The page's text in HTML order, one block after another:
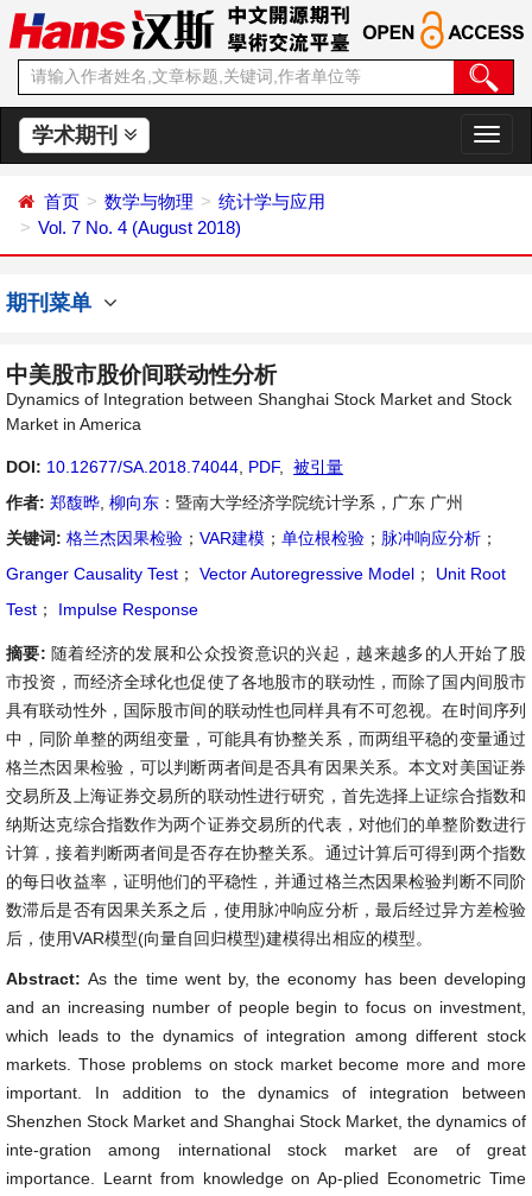
学术期刊
切
换
首页 数学与物理
统计学与应用
Vol. 7 No. 4 (August 2018)
期刊菜单
中美股市股价间联动性分析
Dynamics of Integration between Shanghai Stock Market and Stock
Market in America
DOI: 10.12677/SA.2018.74044 PDF,
被引量
作者: 郑馥晔 柳向东 ：暨南大学经济学院统计学系，广东 广州
关键词: 格兰杰因果检验 ； VAR建模 ； 单位根检验 ； 脉冲响应分析 ；
Granger Causality Test ； Vector Autoregressive Model ；
Unit Root
Test ； Impulse Response
摘要: 随着经济的发展和公众投资意识的兴起，越来越多的人开始了股
市投资，而经济全球化也促使了各地股市的联动性，而除了国内间股市
具有联动性外，国际股市间的联动性也同样具有不可忽视。在时间序列
中，同阶单整的两组变量，可能具有协整关系，而两组平稳的变量通过
格兰杰因果检验，可以判断两者间是否具有因果关系。本文对美国证券
交易所及上海证券交易所的联动性进行研究，首先选择上证综合指数和
纳斯达克综合指数作为两个证券交易所的代表，对他们的单整阶数进行
计算，接着判断两者间是否存在协整关系。通过计算后可得到两个指数
的每日收益率，证明他们的平稳性，并通过格兰杰因果检验判断不同阶
数滞后是否有因果关系之后，使用脉冲响应分析，最后经过异方差检验
后，使用VAR模型(向量自回归模型)建模得出相应的模型。
Abstract:As the time went by, the economy has been developing
and an increasing number of people begin to focus on investment,
which leads to the dynamics of integration among different stock
markets. Those problems on stock market become more and more
important. In addition to the dynamics of integration between
Shenzhen Stock Market and Shanghai Stock Market, the dynamics of
inte-gration among international stock market are of great
importance. Learnt from knowledge on Ap-plied Econometric Time